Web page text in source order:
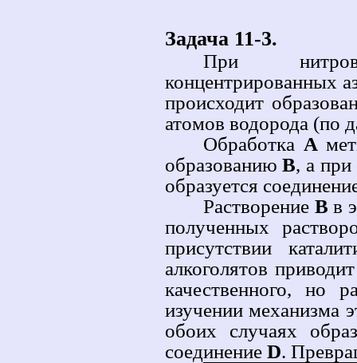
Задача 11-3.
При
концентрированных
происходит
атомов водорода
Обработка А
образованиюB, а
образуется
Растворение B в
полученных
присутствии
алкоголятов
качественного, но
изучении механизма
обоих случаях
соединение D.